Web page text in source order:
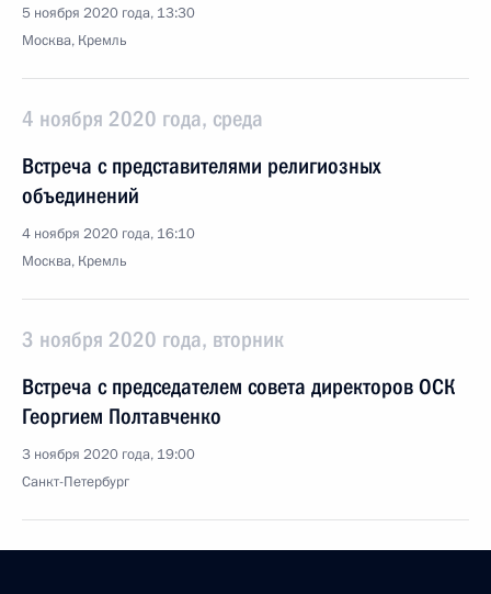
5 ноября 2020 года, 13:30
Москва, Кремль
4 ноября 2020 года, среда
Встреча с представителями религиозных
объединений
4 ноября 2020 года, 16:10
Москва, Кремль
3 ноября 2020 года, вторник
Встреча с председателем совета директоров ОСК
Георгием Полтавченко
3 ноября 2020 года, 19:00
Санкт-Петербург